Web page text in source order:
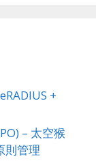
+
– 太空猴
則管理